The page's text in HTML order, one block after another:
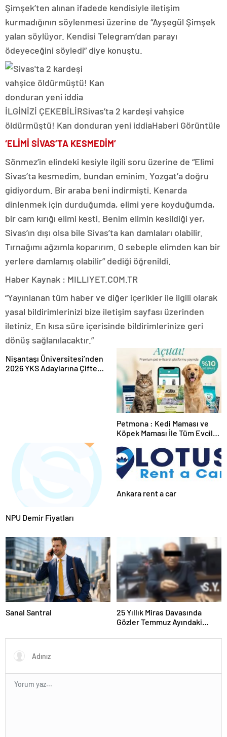
Şimşek’ten alınan ifadede kendisiyle iletişim
kurmadığının söylenmesi üzerine de “Ayşegül Şimşek
yalan söylüyor. Kendisi Telegram’dan parayı
ödeyeceğini söyledi” diye konuştu.
İLGİNİZİ ÇEKEBİLİRSivas’ta 2 kardeşi vahşice
öldürmüştü! Kan donduran yeni iddiaHaberi Görüntüle
‘ELİMİ SİVAS’TA KESMEDİM’
Sönmez’in elindeki kesiyle ilgili soru üzerine de “Elimi
Sivas’ta kesmedim, bundan eminim. Yozgat’a doğru
gidiyordum. Bir araba beni indirmişti. Kenarda
dinlenmek için durduğumda, elimi yere koyduğumda,
bir cam kırığı elimi kesti. Benim elimin kesildiği yer,
Sivas’ın dışı olsa bile Sivas’ta kan damlaları olabilir.
Tırnağımı ağzımla koparırım. O sebeple elimden kan bir
yerlere damlamış olabilir” dediği öğrenildi.
Haber Kaynak : MILLIYET.COM.TR
“Yayınlanan tüm haber ve diğer içerikler ile ilgili olarak
yasal bildirimlerinizi bize iletişim sayfası üzerinden
iletiniz. En kısa süre içerisinde bildirimlerinize geri
dönüş sağlanılacaktır.”
Nişantaşı Üniversitesi’nden
2026 YKS Adaylarına Çifte
Petmona : Kedi Maması ve
Köpek Maması İle Tüm Evcil
NPU Demir Fiyatları
Ankara rent a car
Sanal Santral
25 Yıllık Miras Davasında
Gözler Temmuz Ayındaki